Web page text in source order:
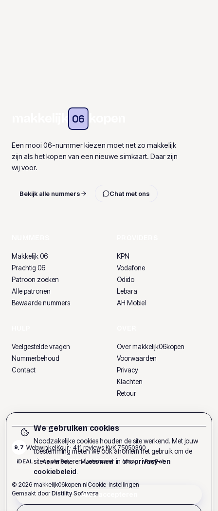
06
Een mooi 06-nummer kiezen moet net zo makkelijk
zijn als het kopen van een nieuwe simkaart. Daar zijn
wij voor.
Bekijk alle nummers Chat met ons
Makkelijk 06
Prachtig 06
Patroon zoeken
Alle patronen
Bewaarde nummers
KPN
Vodafone
Odido
Lebara
AH Mobiel
Veelgestelde vragen
Nummerbehoud
Contact
Over makkelijk06kopen
Voorwaarden
Privacy
Klachten
Retour
9,7 WebwinkelKeur · 411reviews·KvK75050390
iDEAL Apple Pay Mastercard Visa PayPal
© 2026 makkelijk06kopen.nlCookie-instellingen
Gemaakt door Distility Software
We gebruiken cookies
Noodzakelijke cookies houden de site werkend. Met jouw
toestemming meten we ook anoniem het gebruik om de
site te verbeteren. Lees meer in onsprivacy- en
cookiebeleid.
Alles accepteren